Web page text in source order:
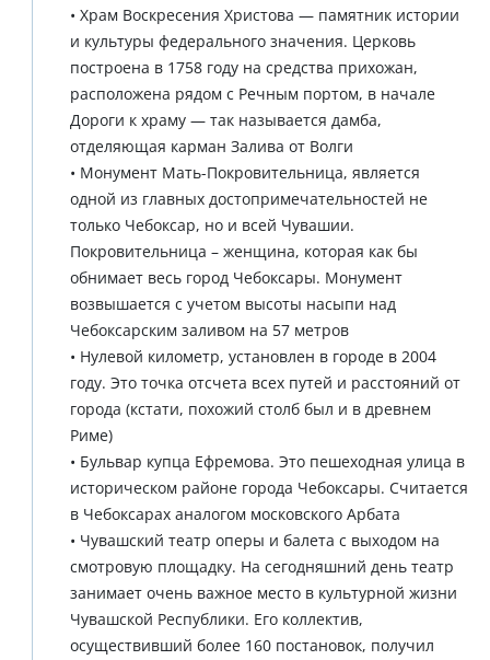
• Храм Воскресения Христова — памятник истории
и культуры федерального значения. Церковь
построена в 1758 году на средства прихожан,
расположена рядом с Речным портом, в начале
Дороги к храму — так называется дамба,
отделяющая карман Залива от Волги
• Монумент Мать-Покровительница, является
одной из главных достопримечательностей не
только Чебоксар, но и всей Чувашии.
Покровительница – женщина, которая как бы
обнимает весь город Чебоксары. Монумент
возвышается с учетом высоты насыпи над
Чебоксарским заливом на 57 метров
• Нулевой километр, установлен в городе в 2004
году. Это точка отсчета всех путей и расстояний от
города (кстати, похожий столб был и в древнем
Риме)
• Бульвар купца Ефремова. Это пешеходная улица в
историческом районе города Чебоксары. Считается
в Чебоксарах аналогом московского Арбата
• Чувашский театр оперы и балета с выходом на
смотровую площадку. На сегодняшний день театр
занимает очень важное место в культурной жизни
Чувашской Республики. Его коллектив,
осуществивший более 160 постановок, получил